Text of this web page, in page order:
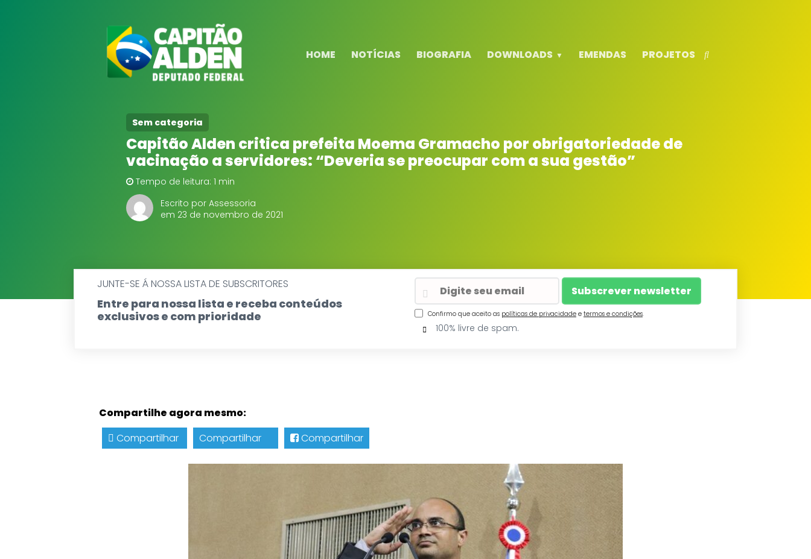
HOME NOTÍCIAS BIOGRAFIA DOWNLOADS EMENDAS PROJETOS
Sem categoria
Capitão Alden critica prefeita Moema Gramacho por obrigatoriedade de
vacinação a servidores: “Deveria se preocupar com a sua gestão”
Tempo de leitura: 1 min
Escrito por Assessoria
em 23 de novembro de 2021
JUNTE-SE Á NOSSA LISTA DE SUBSCRITORES
Entre para nossa lista e receba conteúdos
exclusivos e com prioridade
Confirmo que aceito as políticas de privacidade e termos e condições.
100% livre de spam.
Compartilhe agora mesmo:
Compartilhar
Compartilhar Compartilhar